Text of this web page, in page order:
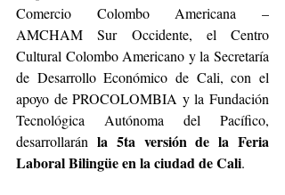
Comercio Colombo Americana –
AMCHAM Sur Occidente, el Centro
Cultural Colombo Americano y la Secretaría
de Desarrollo Económico de Cali, con el
apoyo de PROCOLOMBIA y la Fundación
Tecnológica Autónoma del Pacífico,
desarrollarán la 5ta versión de la Feria
Laboral Bilingüe en la ciudad de Cali.